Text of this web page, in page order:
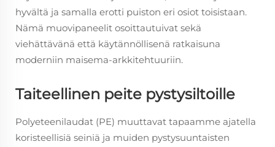
hyvältä ja samalla erotti puiston eri osiot toisistaan.
Nämä muovipaneelit osoittautuivat sekä
viehättävänä että käytännöllisenä ratkaisuna
moderniin maisema-arkkitehtuuriin.
Taiteellinen peite pystysiltoille
Polyeteenilaudat (PE) muuttavat tapaamme ajatella
koristeellisiä seiniä ja muiden pystysuuntaisten